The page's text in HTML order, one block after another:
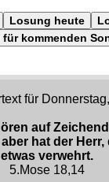
Losung heute
kommenden
für
auf
hat der Herr,
etwas verwehrt.
5.Mose 18,14